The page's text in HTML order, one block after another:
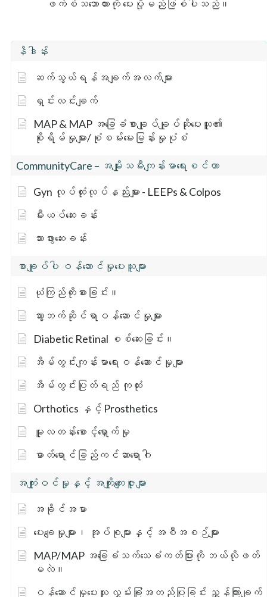
နိဒါန်း
ဆက်သွယ်ရန်အချက်အလက်များ
ရှင်းလင်းချက်
MAP & MAP အခြေခံစာချုပ်ချုပ်ဆိုပေးသူ၏
စိုးရိမ်မှုများ/စုံစမ်းမေးမြန်းမှုပုံစံ
CommunityCare – အမျိုးသမီးကျန်းမာရေးစင်တာ
Gyn လုပ်ထုံးလုပ်နည်းများ - LEEPs & Colpos
မီးယပ်ဆေးခန်း
သားဖွားဆေးခန်း
စာချုပ်ပါ ဝန်ဆောင်မှုပေးသူများ
ယုံကြည်ကိုးစားခြင်း။
သွားဘက်ဆိုင်ရာဝန်ဆောင်မှုများ
Diabetic Retinal စစ်ဆေးခြင်း။
အိမ်တွင်းကျန်းမာရေးဝန်ဆောင်မှုများ
အိမ်တွင်းပြုတ်ရည် ကုထုံး
Orthotics နှင့် Prosthetics
မူလတန်းစောင့်ရှောက်မှု
ဓာတ်ရောင်ခြည်ကင်ဆာရောဂါ
အကျုံးဝင်မှုနှင့် အကျိုးကျေးဇူးများ
အခိုင်အမာ
ပေးချေမှုများ၊ အုပ်စုများနှင့် အစီအစဉ်များ
MAP/MAP အခြေခံသက်သေခံကတ်ပြားကို ဘယ်လိုဖတ်
မလဲ။
ဝန်ဆောင်မှုပေးသူ လွှမ်းခြုံအတည်ပြုခြင်း ညွှန်ကြားချက်
ဖက်စ်သဘောထားကို ပေးပို့မည်ဖြစ်ပါသည်။